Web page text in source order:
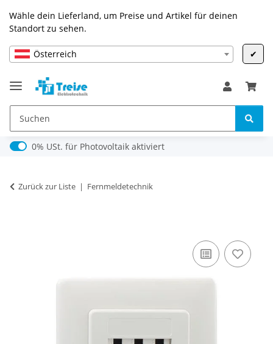
Wähle dein Lieferland, um Preise und Artikel für deinen
Standort zu sehen.
Österreich ✔
0% USt. für Photovoltaik (§ 12 Abs. 3 UStG)
0% USt. für Photovoltaik aktiviert
Zurück zur Liste Fernmeldetechnik